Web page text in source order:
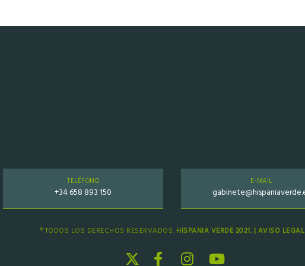
TELÉFONO
+34 658 893 150
E-MAIL
® TODOS LOS DERECHOS RESERVADOS. HISPANIA VERDE 2021. | AVISO LEGAL